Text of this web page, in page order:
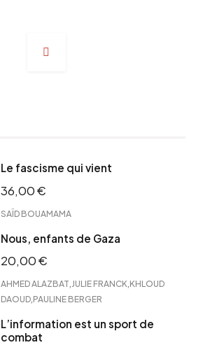
Le fascisme qui vient
36,00€
SAÏD BOUAMAMA
Nous, enfants de Gaza
20,00€
AHMED ALAZBAT JULIE FRANCK KHLOUD
DAOUD PAULINE BERGER
L’information est un sport de
combat